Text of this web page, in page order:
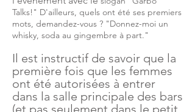
Talks!" D'ailleurs, quels ont été ses premiers
mots, demandez-vous ? "Donnez-moi un
whisky, soda au gingembre à part."
Il est instructif de savoir que la
première fois que les femmes
ont été autorisées à entrer
dans la salle principale des bars
(et pas seulement dans le petit